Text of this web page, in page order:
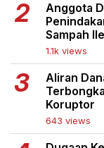
Anggota
Sampah
1.1k views
Aliran
Koruptor
643 views